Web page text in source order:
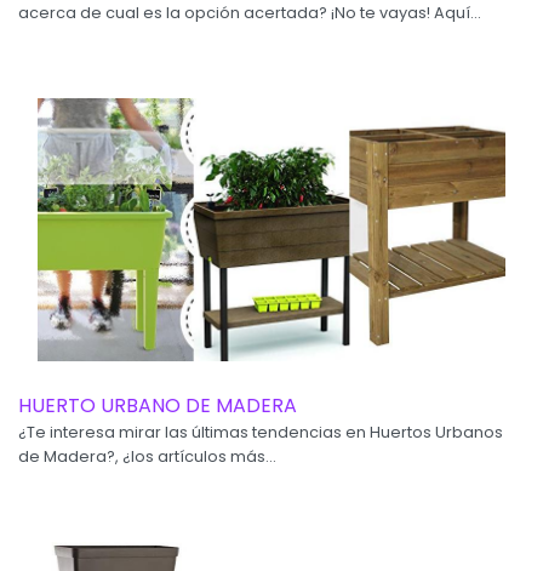
acerca de cual es la opción acertada? ¡No te vayas! Aquí...
HUERTO URBANO DE MADERA
¿Te interesa mirar las últimas tendencias en Huertos Urbanos
de Madera?, ¿los artículos más...